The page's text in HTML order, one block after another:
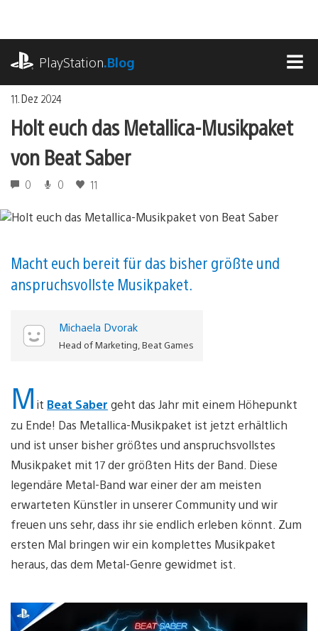
springen
PlayStation.Blog
11. Dez 2024
Holt euch das Metallica-Musikpaket
von Beat Saber
0 0 11
Macht euch bereit für das bisher größte und
anspruchsvollste Musikpaket.
Michaela Dvorak
Head of Marketing, Beat Games
M it Beat Saber geht das Jahr mit einem Höhepunkt
zu Ende! Das Metallica-Musikpaket ist jetzt erhältlich
und ist unser bisher größtes und anspruchsvollstes
Musikpaket mit 17 der größten Hits der Band. Diese
legendäre Metal-Band war einer der am meisten
erwarteten Künstler in unserer Community und wir
freuen uns sehr, dass ihr sie endlich erleben könnt. Zum
ersten Mal bringen wir ein komplettes Musikpaket
heraus, das dem Metal-Genre gewidmet ist.